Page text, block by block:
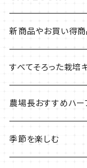
新商品やお買い得商
今イチオシの商品
季節のおすすめ商品
すべてそろった栽培
フェルトプランターの
ルーツポーチの栽培
農場長おすすめハー
農場長おすすめセット
季節を楽しむ